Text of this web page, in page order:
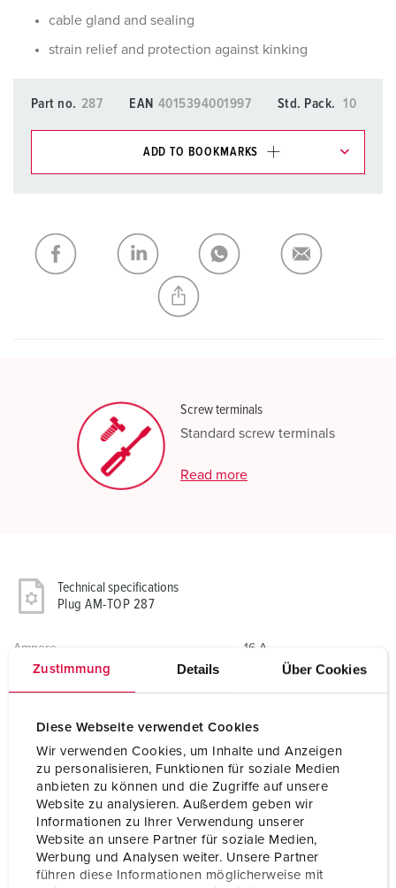
Zustimmung Details Über Cookies
Diese Webseite verwendet Cookies
Wir verwenden Cookies, um Inhalte und Anzeigen
zu personalisieren, Funktionen für soziale Medien
anbieten zu können und die Zugriffe auf unsere
Website zu analysieren. Außerdem geben wir
Informationen zu Ihrer Verwendung unserer
Website an unsere Partner für soziale Medien,
Werbung und Analysen weiter. Unsere Partner
führen diese Informationen möglicherweise mit
cable gland and sealing
strain relief and protection against kinking
Part no. 287 EAN 4015394001997 Std. Pack. 10
ADD TO BOOKMARKS
My list ADD
CREATE A NEW LIST
Screw terminals
Standard screw terminals
Read more
Technical specifications
Plug AM-TOP 287
Ampere 16 A
Voltage
Clock position 9 h
Hertz 50-60 Hz
Connection technology Screw terminals